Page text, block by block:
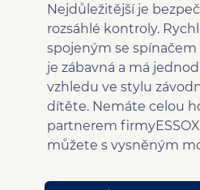
Nejdůležitější je
rozsáhlé kontroly.
spojeným se
je zábavná a má
vzhledu ve stylu
dítěte. Nemáte celou
partnerem
můžete s vysněným